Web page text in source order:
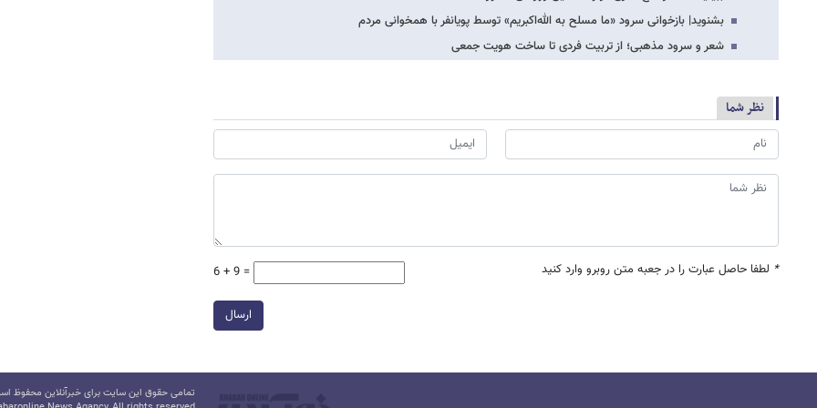
بشنوید| بازخوانی سرود «ما مسلح به الله‌اکبریم» توسط پویانفر با همخوانی مردم
شعر و سرود مذهبی؛ از تربیت فردی تا ساخت هویت جمعی
نظر شما
* لطفا حاصل عبارت را در جعبه متن روبرو وارد کنید 6 + 9 =
ارسال
تمامی حقوق این سایت برای خبرآنلاین محفوظ